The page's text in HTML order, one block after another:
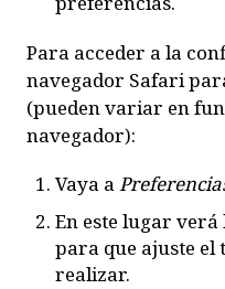
Para acceder a la
navegador Safari
(pueden variar en
navegador):
Vaya a
En este lugar
para que ajuste el
realizar.